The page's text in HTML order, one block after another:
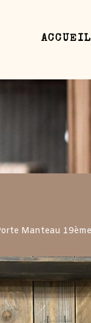
ACCUEIL
Edit or remove this
CSS to this
Manteau 19ème